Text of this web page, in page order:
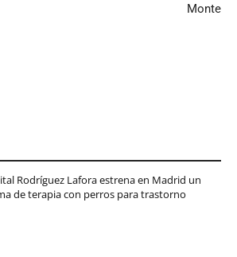
Monte
Rodríguez Lafora estrena en Madrid un
de terapia con perros para trastorno